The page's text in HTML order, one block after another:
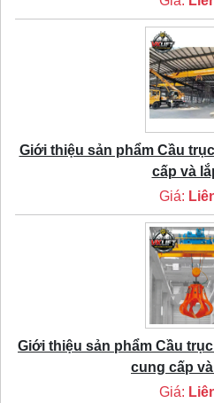
Giới thiệu sản phẩm Cầu
cấp và
Giá:
Giới thiệu sản phẩm Cầu
cung cấp
Giá: